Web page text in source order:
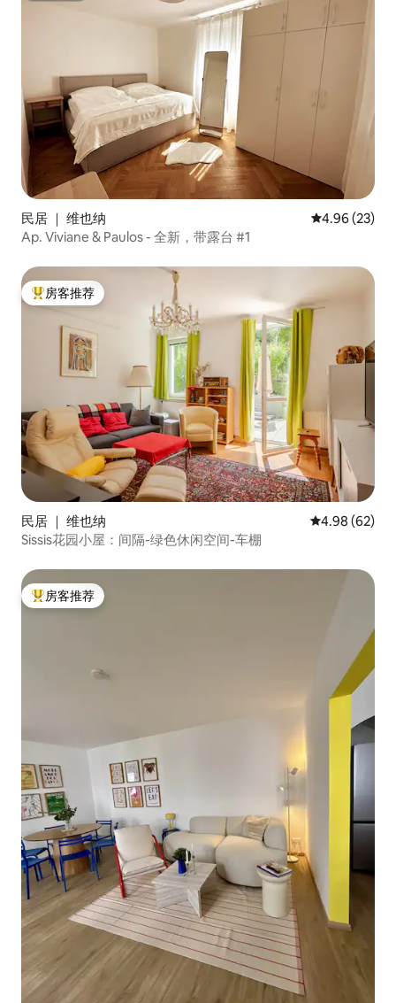
民居 ｜ 维也纳 平均评分
4.96 (23)
Ap. Viviane & Paulos - 全新，带露台 #1
热门「房客推荐」
房客推荐
民居 ｜ 维也纳 平均评分 4.98
4.98 (62)
Sissis花园小屋：间隔-绿色休闲空间-车棚
热门「房客推荐」
房客推荐